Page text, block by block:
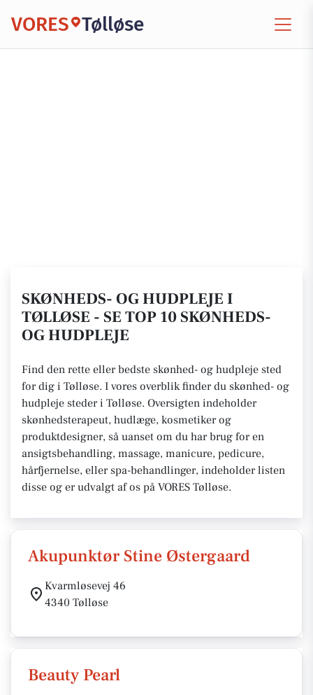
VORES Tølløse
SKØNHEDS- OG HUDPLEJE I
TØLLØSE - SE TOP 10 SKØNHEDS-
OG HUDPLEJE
Find den rette eller bedste skønhed- og hudpleje sted
for dig i Tølløse. I vores overblik finder du skønhed- og
hudpleje steder i Tølløse. Oversigten indeholder
skønhedsterapeut, hudlæge, kosmetiker og
produktdesigner, så uanset om du har brug for en
ansigtsbehandling, massage, manicure, pedicure,
hårfjernelse, eller spa-behandlinger, indeholder listen
disse og er udvalgt af os på VORES Tølløse.
Akupunktør Stine Østergaard
Kvarmløsevej 46
4340 Tølløse
Beauty Pearl